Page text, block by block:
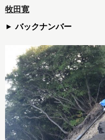
牧田寛
バックナンバー